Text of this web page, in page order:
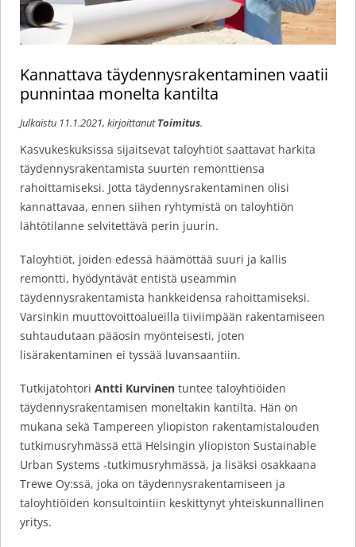
Kannattava täydennysrakentaminen vaatii
punnintaa monelta kantilta
Julkaistu 11.1.2021, kirjoittanutToimitus.
Kasvukeskuksissa sijaitsevat taloyhtiöt saattavat harkita
täydennysrakentamista suurten remonttiensa
rahoittamiseksi. Jotta täydennysrakentaminen olisi
kannattavaa, ennen siihen ryhtymistä on taloyhtiön
lähtötilanne selvitettävä perin juurin.
Taloyhtiöt, joiden edessä häämöttää suuri ja kallis
remontti, hyödyntävät entistä useammin
täydennysrakentamista hankkeidensa rahoittamiseksi.
Varsinkin muuttovoittoalueilla tiiviimpään rakentamiseen
suhtaudutaan pääosin myönteisesti, joten
lisärakentaminen ei tyssää luvansaantiin.
Tutkijatohtori Antti Kurvinen tuntee taloyhtiöiden
täydennysrakentamisen moneltakin kantilta. Hän on
mukana sekä Tampereen yliopiston rakentamistalouden
tutkimusryhmässä että Helsingin yliopiston Sustainable
Urban Systems -tutkimusryhmässä, ja lisäksi osakkaana
Trewe Oy:ssä, joka on täydennysrakentamiseen ja
taloyhtiöiden konsultointiin keskittynyt yhteiskunnallinen
yritys.